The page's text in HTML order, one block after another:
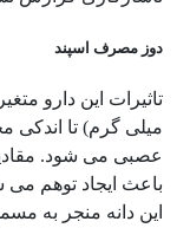
دوز مصرف اسپند
میلی گرم) تا
این دانه منجر به